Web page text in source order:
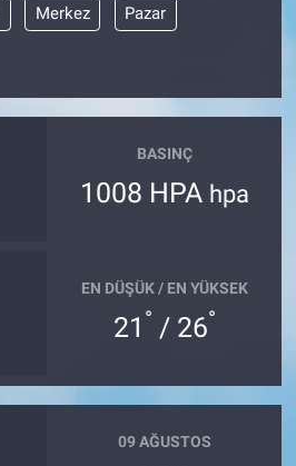
Merkez Pazar
BASINÇ
1008 HPA hpa
EN DÜŞÜK / EN YÜKSEK
21 ° / 26°
09 AĞUSTOS